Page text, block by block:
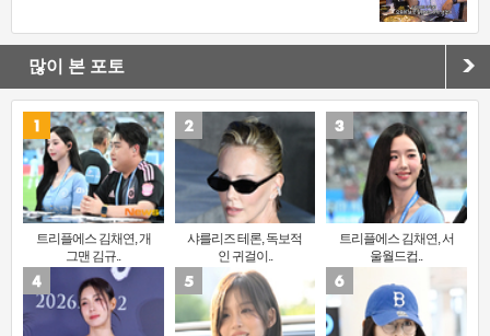
많이 본 포토
트리플에스 김채연, 개
그맨 김규..
샤를리즈 테론, 독보적
인 귀걸이..
트리플에스 김채연, 서
울월드컵..